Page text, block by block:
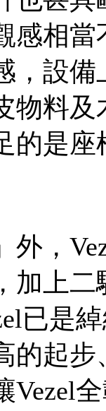
感相
，設
物料
的是
外，
加上
已是
的起
Vezel